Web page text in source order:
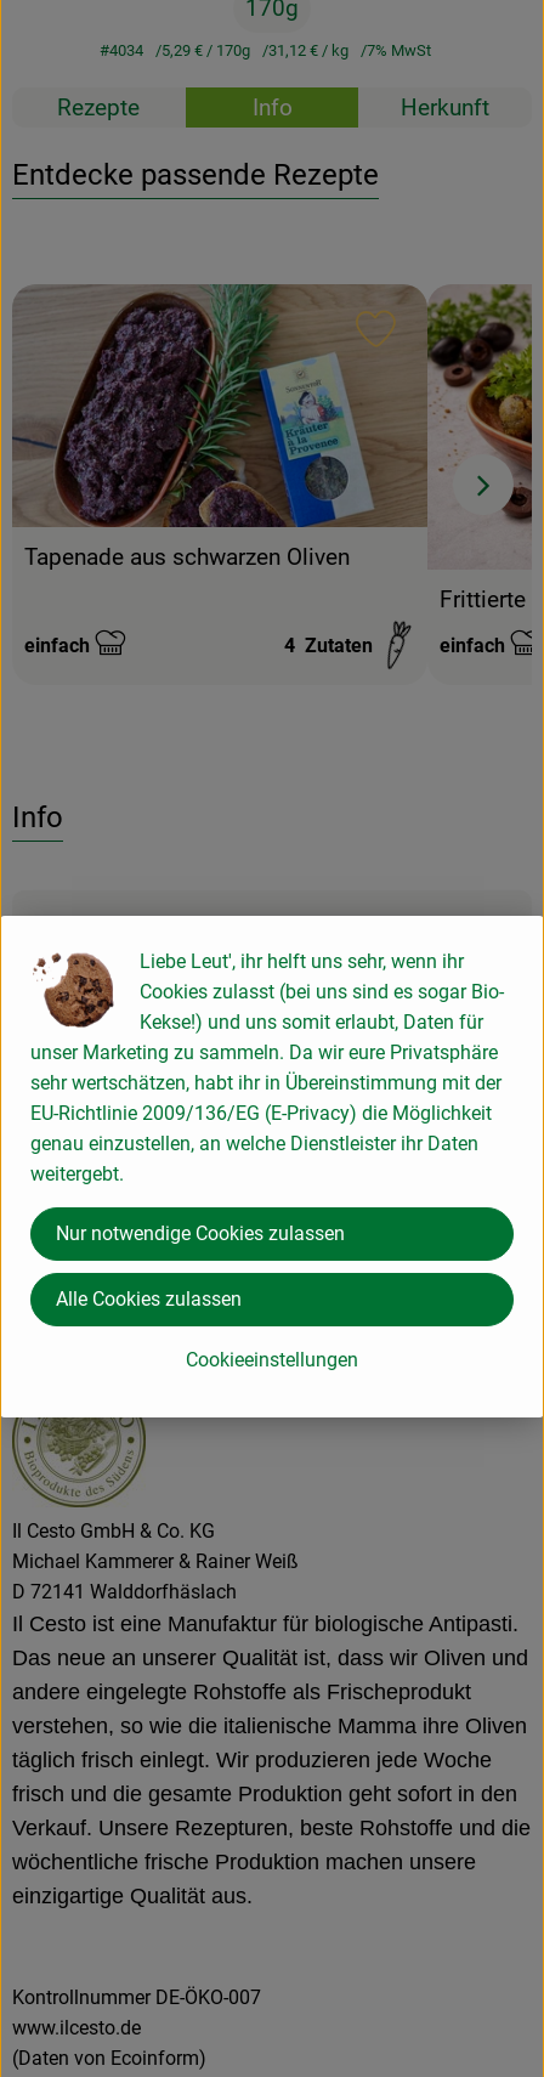
170g
#4034 5,29 €/ 170g 31,12 €/ kg 7% MwSt
Rezepte Info Herkunft
Entdecke passende Rezepte
Tapenade aus schwarzen Oliven
Schwierigkeit:
einfach 4 Zutaten
Rezept zu
Frittierte
einfach
Info
Zutaten
Produktdatenblatt
Herkunft
Hersteller: Il Cesto
Il Cesto GmbH & Co. KG
Michael Kammerer & Rainer Weiß
D 72141 Walddorfhäslach
Il Cesto ist eine Manufaktur für biologische Antipasti.
Das neue an unserer Qualität ist, dass wir Oliven und
andere eingelegte Rohstoffe als Frischeprodukt
verstehen, so wie die italienische Mamma ihre Oliven
täglich frisch einlegt. Wir produzieren jede Woche
frisch und die gesamte Produktion geht sofort in den
Verkauf. Unsere Rezepturen, beste Rohstoffe und die
wöchentliche frische Produktion machen unsere
einzigartige Qualität aus.
Kontrollnummer DE-ÖKO-007
www.ilcesto.de
(Daten von Ecoinform)
Liebe Leut', ihr helft uns sehr, wenn ihr
Cookies zulasst (bei uns sind es sogar Bio-
Kekse!) und uns somit erlaubt, Daten für
unser Marketing zu sammeln. Da wir eure Privatsphäre
sehr wertschätzen, habt ihr in Übereinstimmung mit der
EU-Richtlinie 2009/136/EG (E-Privacy) die Möglichkeit
genau einzustellen, an welche Dienstleister ihr Daten
weitergebt.
Cookieeinstellungen
Nur notwendige Cookies zulassen
Alle Cookies zulassen